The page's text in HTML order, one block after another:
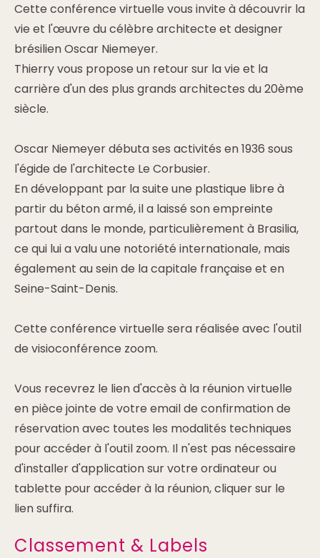
Cette conférence virtuelle vous invite à découvrir la
vie et l'œuvre du célèbre architecte et designer
brésilien Oscar Niemeyer.
Thierry vous propose un retour sur la vie et la
carrière d'un des plus grands architectes du 20ème
siècle.
Oscar Niemeyer débuta ses activités en 1936 sous
l'égide de l'architecte Le Corbusier.
En développant par la suite une plastique libre à
partir du béton armé, il a laissé son empreinte
partout dans le monde, particulièrement à Brasilia,
ce qui lui a valu une notoriété internationale, mais
également au sein de la capitale française et en
Seine-Saint-Denis.
Cette conférence virtuelle sera réalisée avec l'outil
de visioconférence zoom.
Vous recevrez le lien d'accès à la réunion virtuelle
en pièce jointe de votre email de confirmation de
réservation avec toutes les modalités techniques
pour accéder à l'outil zoom. Il n'est pas nécessaire
d'installer d'application sur votre ordinateur ou
tablette pour accéder à la réunion, cliquer sur le
lien suffira.
Classement & Labels